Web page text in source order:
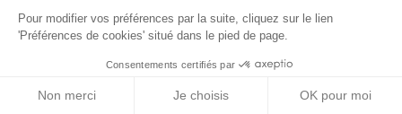
Pour modifier vos préférences par la suite, cliquez sur le lien
'Préférences de cookies' situé dans le pied de page.
Consentements certifiés par
Non merci Je choisis OK pour moi